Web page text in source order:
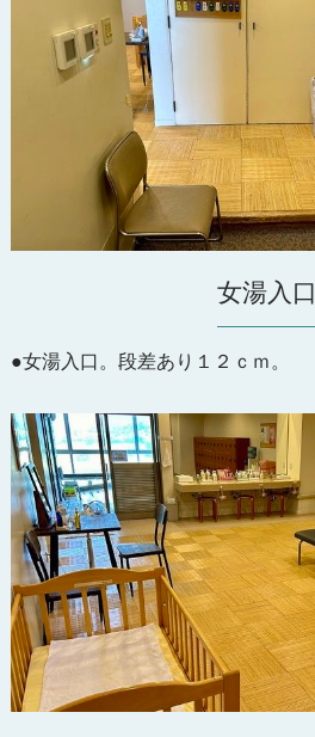
女湯入口
●女湯入口。段差あり１２ｃｍ。